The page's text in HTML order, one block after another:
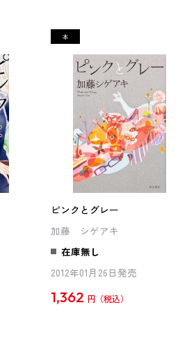
ピンクとグレー
加藤 シゲアキ
在庫無し
2012年01月26日発売
1,362 円